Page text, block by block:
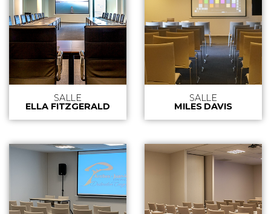
SALLE
ELLA FITZGERALD
SALLE
MILES DAVIS